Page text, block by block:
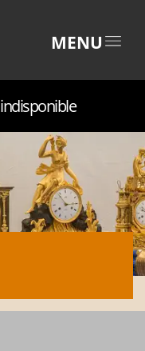
MENU
indisponible